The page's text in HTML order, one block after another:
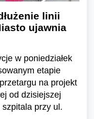
linii
ujawnia
w poniedziałek
etapie
na projekt
od dzisiejszej
przy ul.